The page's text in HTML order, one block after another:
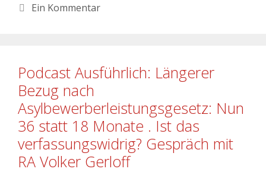
Ein Kommentar
Podcast Ausführlich: Längerer
Bezug nach
Asylbewerberleistungsgesetz: Nun
36 statt 18 Monate . Ist das
verfassungswidrig? Gespräch mit
RA Volker Gerloff